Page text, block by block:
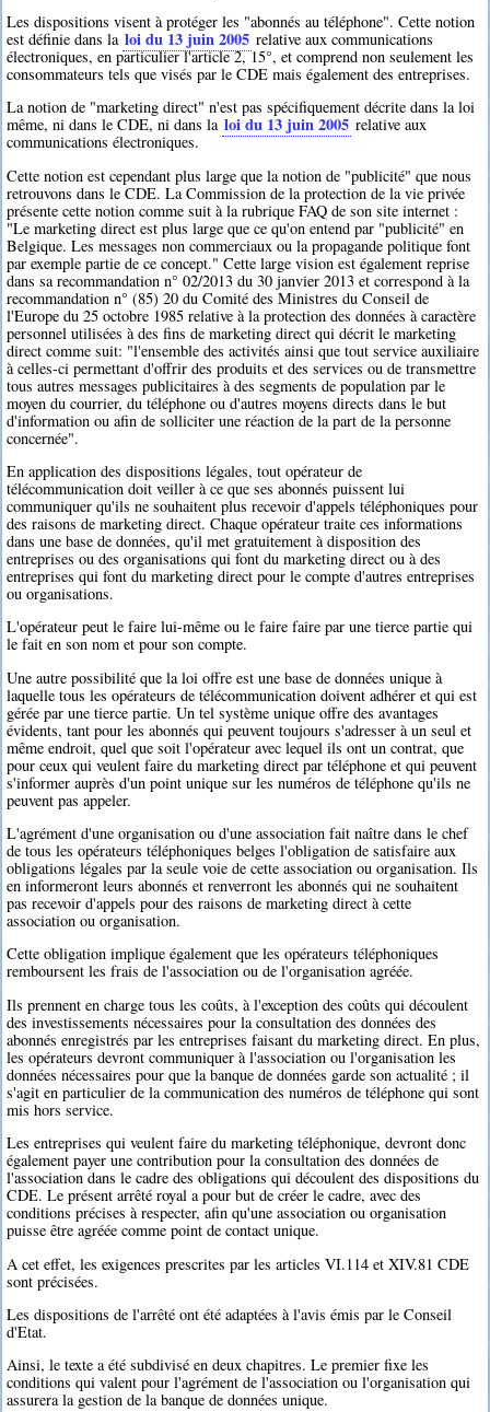
Les dispositions visent à protéger les "abonnés au téléphone". Cette notion
est définie dans la loi du 13 juin 2005 relative aux communications
électroniques, en particulier l'article 2, 15°, et comprend non seulement les
consommateurs tels que visés par le CDE mais également des entreprises.
La notion de "marketing direct" n'est pas spécifiquement décrite dans la loi
même, ni dans le CDE, ni dans la loi du 13 juin 2005 relative aux
communications électroniques.
Cette notion est cependant plus large que la notion de "publicité" que nous
retrouvons dans le CDE. La Commission de la protection de la vie privée
présente cette notion comme suit à la rubrique FAQ de son site internet :
"Le marketing direct est plus large que ce qu'on entend par "publicité" en
Belgique. Les messages non commerciaux ou la propagande politique font
par exemple partie de ce concept." Cette large vision est également reprise
dans sa recommandation n° 02/2013 du 30 janvier 2013 et correspond à la
recommandation n° (85) 20 du Comité des Ministres du Conseil de
l'Europe du 25 octobre 1985 relative à la protection des données à caractère
personnel utilisées à des fins de marketing direct qui décrit le marketing
direct comme suit: "l'ensemble des activités ainsi que tout service auxiliaire
à celles-ci permettant d'offrir des produits et des services ou de transmettre
tous autres messages publicitaires à des segments de population par le
moyen du courrier, du téléphone ou d'autres moyens directs dans le but
d'information ou afin de solliciter une réaction de la part de la personne
concernée".
En application des dispositions légales, tout opérateur de
télécommunication doit veiller à ce que ses abonnés puissent lui
communiquer qu'ils ne souhaitent plus recevoir d'appels téléphoniques pour
des raisons de marketing direct. Chaque opérateur traite ces informations
dans une base de données, qu'il met gratuitement à disposition des
entreprises ou des organisations qui font du marketing direct ou à des
entreprises qui font du marketing direct pour le compte d'autres entreprises
ou organisations.
L'opérateur peut le faire lui-même ou le faire faire par une tierce partie qui
le fait en son nom et pour son compte.
Une autre possibilité que la loi offre est une base de données unique à
laquelle tous les opérateurs de télécommunication doivent adhérer et qui est
gérée par une tierce partie. Un tel système unique offre des avantages
évidents, tant pour les abonnés qui peuvent toujours s'adresser à un seul et
même endroit, quel que soit l'opérateur avec lequel ils ont un contrat, que
pour ceux qui veulent faire du marketing direct par téléphone et qui peuvent
s'informer auprès d'un point unique sur les numéros de téléphone qu'ils ne
peuvent pas appeler.
L'agrément d'une organisation ou d'une association fait naître dans le chef
de tous les opérateurs téléphoniques belges l'obligation de satisfaire aux
obligations légales par la seule voie de cette association ou organisation. Ils
en informeront leurs abonnés et renverront les abonnés qui ne souhaitent
pas recevoir d'appels pour des raisons de marketing direct à cette
association ou organisation.
Cette obligation implique également que les opérateurs téléphoniques
remboursent les frais de l'association ou de l'organisation agréée.
Ils prennent en charge tous les coûts, à l'exception des coûts qui découlent
des investissements nécessaires pour la consultation des données des
abonnés enregistrés par les entreprises faisant du marketing direct. En plus,
les opérateurs devront communiquer à l'association ou l'organisation les
données nécessaires pour que la banque de données garde son actualité ; il
s'agit en particulier de la communication des numéros de téléphone qui sont
mis hors service.
Les entreprises qui veulent faire du marketing téléphonique, devront donc
également payer une contribution pour la consultation des données de
l'association dans le cadre des obligations qui découlent des dispositions du
CDE. Le présent arrêté royal a pour but de créer le cadre, avec des
conditions précises à respecter, afin qu'une association ou organisation
puisse être agréée comme point de contact unique.
A cet effet, les exigences prescrites par les articles VI.114 et XIV.81 CDE
sont précisées.
Les dispositions de l'arrêté ont été adaptées à l'avis émis par le Conseil
d'Etat.
Ainsi, le texte a été subdivisé en deux chapitres. Le premier fixe les
conditions qui valent pour l'agrément de l'association ou l'organisation qui
assurera la gestion de la banque de données unique.